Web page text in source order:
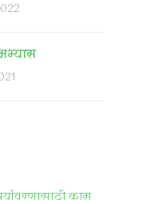
काम